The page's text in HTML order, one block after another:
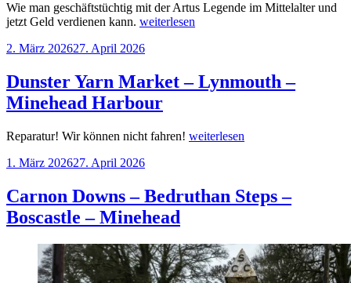
Wie man geschäftstüchtig mit der Artus Legende im Mittelalter und
jetzt Geld verdienen kann. „Minehead
Glastonbury
Cheddar“
weiterlesen
Veröffentlicht
2. März 202627. April 2026
Dunster Yarn Market – Lynmouth –
Minehead Harbour
Reparatur! Wir können nicht fahren! „Dunster
Lynmouth
–
weiterlesen
Veröffentlicht
1. März 202627. April 2026
Carnon Downs – Bedruthan Steps –
Boscastle – Minehead